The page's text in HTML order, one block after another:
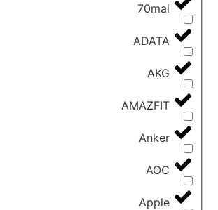
70mai
ADATA
AKG
AMAZFIT
Anker
AOC
Apple